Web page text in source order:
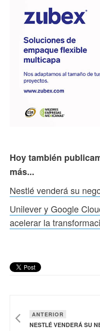
Hoy también
más...
Nestlé venderá su
Unilever y Google
acelerar la
ANTERIOR
NESTLÉ VENDERÁ SU